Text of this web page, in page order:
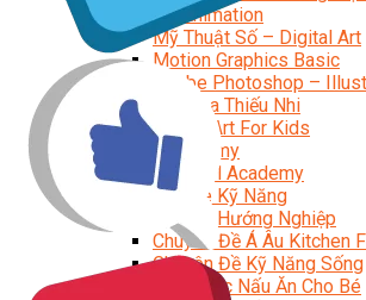
3D Animation
Mỹ Thuật Số – Digital Art
Motion Graphics Basic
Adobe Photoshop –
Hội Họa Thiếu Nhi
Digital Art For Kids
Venus Academy
Sunny STEAM Academy
Trại Hè Kỹ Năng
Trại Hè Hướng Nghiệp
Chuyên Đề Á Âu Kitchen
Chuyên Đề Kỹ Năng Sống
Khóa Học Nấu Ăn Cho Bé